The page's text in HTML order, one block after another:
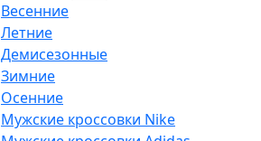
Весенние
Летние
Демисезонные
Зимние
Осенние
Мужские кроссовки Nike